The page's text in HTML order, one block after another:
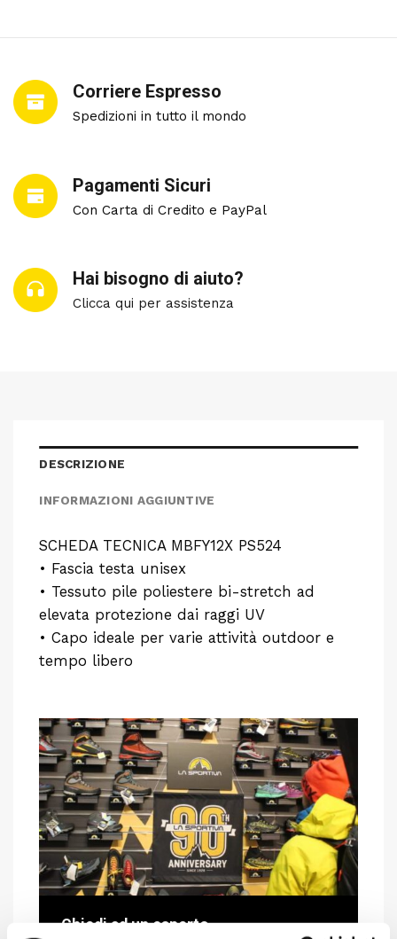
Corriere Espresso
Spedizioni in tutto il mondo
Pagamenti Sicuri
Con Carta di Credito e PayPal
Hai bisogno di aiuto?
Clicca qui per assistenza
Chiedi ad un esperto
DESCRIZIONE
INFORMAZIONI AGGIUNTIVE
SCHEDA TECNICA MBFY12X PS524
• Fascia testa unisex
• Tessuto pile poliestere bi-stretch ad
elevata protezione dai raggi UV
• Capo ideale per varie attività outdoor e
tempo libero